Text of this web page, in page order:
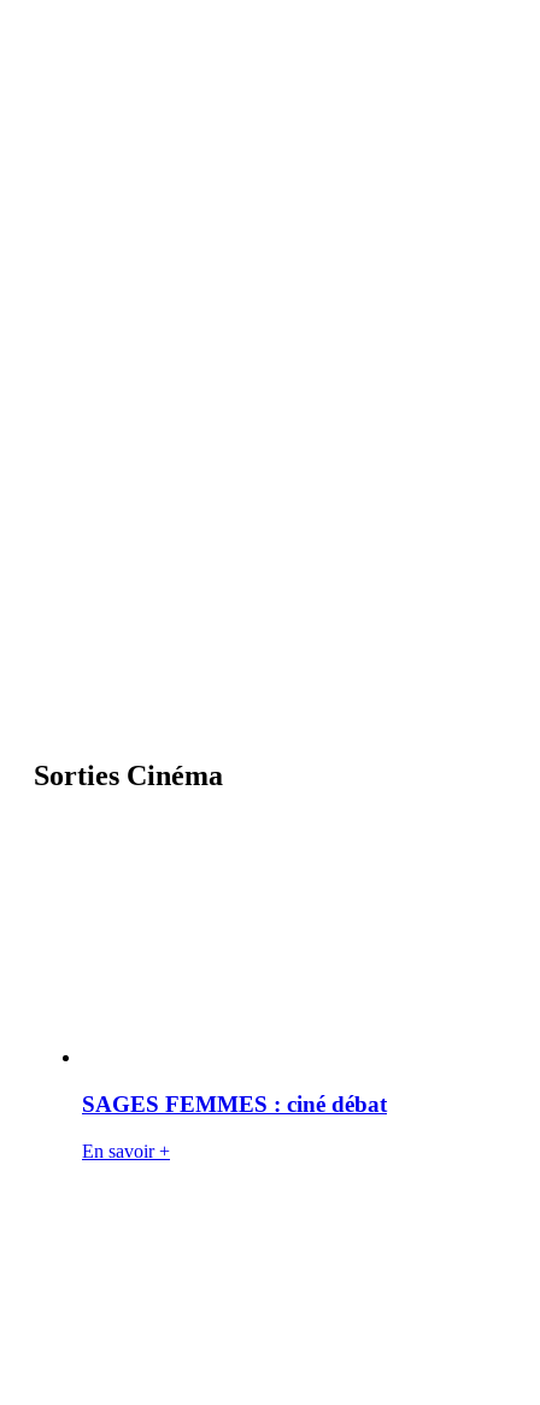
Sorties Cinéma
SAGES FEMMES : ciné débat
En savoir +